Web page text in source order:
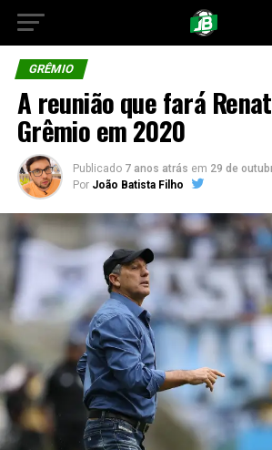
GRÊMIO
A reunião que fará
Grêmio em 2020
Publicado 7 anos atrás em 29 de
Por João Batista Filho